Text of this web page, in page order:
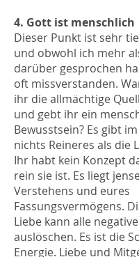
4. Gott ist menschlich
Dieser Punkt ist sehr
und obwohl ich mehr
darüber gesprochen
oft missverstanden.
ihr die allmächtige
und gebt ihr ein
Bewusstsein? Es gibt
nichts Reineres als die
Ihr habt kein Konzept
rein sie ist. Es liegt
Verstehens und eures
Fassungsvermögens.
Liebe kann alle
auslöschen. Es ist die
Energie. Liebe und